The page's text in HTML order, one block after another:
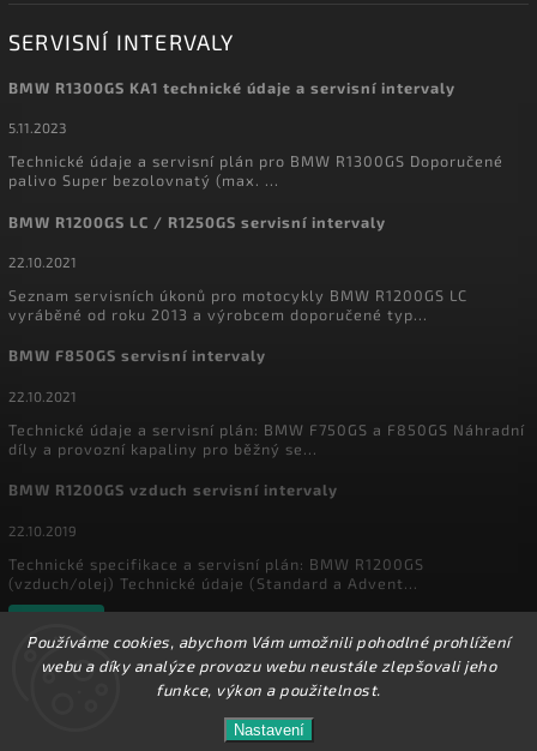
Používáme cookies, abychom Vám umožnili pohodlné prohlížení
webu a díky analýze provozu webu neustále zlepšovali jeho
funkce, výkon a použitelnost.
Nastavení
Ve dnech 1.8. - 16.8. 2026 máme zavřeno. Eshop
zůstává v provozu, objednávky budeme zpracovávat
SERVISNÍ INTERVALY
BMW R1300GS KA1 technické údaje a servisní intervaly
5.11.2023
Technické údaje a servisní plán pro BMW R1300GS Doporučené
palivo Super bezolovnatý (max. ...
BMW R1200GS LC / R1250GS servisní intervaly
22.10.2021
Seznam servisních úkonů pro motocykly BMW R1200GS LC
vyráběné od roku 2013 a výrobcem doporučené typ...
BMW F850GS servisní intervaly
22.10.2021
Technické údaje a servisní plán: BMW F750GS a F850GS Náhradní
díly a provozní kapaliny pro běžný se...
BMW R1200GS vzduch servisní intervaly
22.10.2019
Technické specifikace a servisní plán: BMW R1200GS
(vzduch/olej) Technické údaje (Standard a Advent...
MyEnduro . Všechna práva vyhrazena.
Upravit nastavení cookies